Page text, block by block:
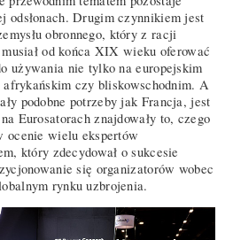
Drugim czynnikiem jest
obronnego, który z racji
od końca XIX wieku oferować
używania nie tylko na europejskim
czy bliskowschodnim. A
podobne potrzeby jak Francja, jest
Eurosatorach znajdowały to, czego
ocenie wielu ekspertów
który zdecydował o sukcesie
się organizatorów wobec
rynku uzbrojenia.